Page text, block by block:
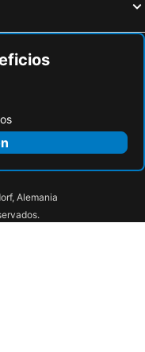
Alemania